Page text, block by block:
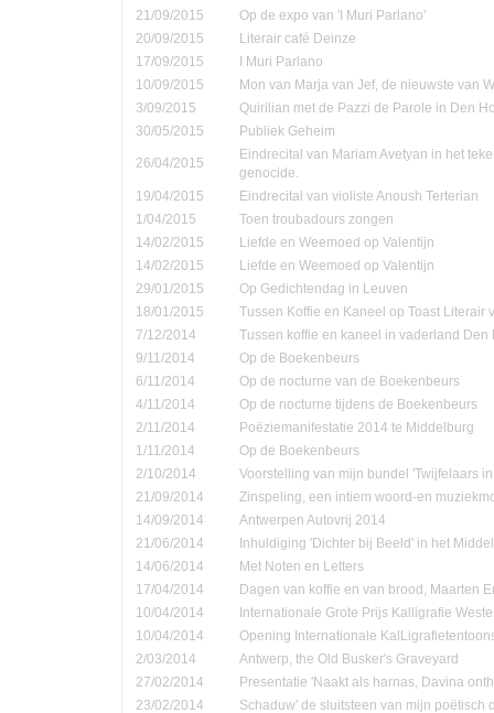
21/09/2015
Op de expo van 'I Muri Parlano'
20/09/2015
Literair café Deinze
17/09/2015
I Muri Parlano
10/09/2015
Mon van Marja van Jef, de nieuwste van
3/09/2015
Quirilian met de Pazzi de Parole in Den
30/05/2015
Publiek Geheim
26/04/2015
Eindrecital van Mariam Avetyan in het
genocide.
19/04/2015
Eindrecital van violiste Anoush Terterian
1/04/2015
Toen troubadours zongen
14/02/2015
Liefde en Weemoed op Valentijn
14/02/2015
Liefde en Weemoed op Valentijn
29/01/2015
Op Gedichtendag in Leuven
18/01/2015
Tussen Koffie en Kaneel op Toast Literair
7/12/2014
Tussen koffie en kaneel in vaderland Den
9/11/2014
Op de Boekenbeurs
6/11/2014
Op de nocturne van de Boekenbeurs
4/11/2014
Op de nocturne tijdens de Boekenbeurs
2/11/2014
Poëziemanifestatie 2014 te Middelburg
1/11/2014
Op de Boekenbeurs
2/10/2014
Voorstelling van mijn bundel 'Twijfelaars
21/09/2014
Zinspeling, een intiem woord-en
14/09/2014
Antwerpen Autovrij 2014
21/06/2014
Inhuldiging 'Dichter bij Beeld' in het
14/06/2014
Met Noten en Letters
17/04/2014
Dagen van koffie en van brood, Maarten
10/04/2014
Internationale Grote Prijs Kalligrafie
10/04/2014
Opening Internationale
2/03/2014
Antwerp, the Old Busker's Graveyard
27/02/2014
Presentatie 'Naakt als harnas, Davina
23/02/2014
Schaduw' de sluitsteen van mijn poëtisch